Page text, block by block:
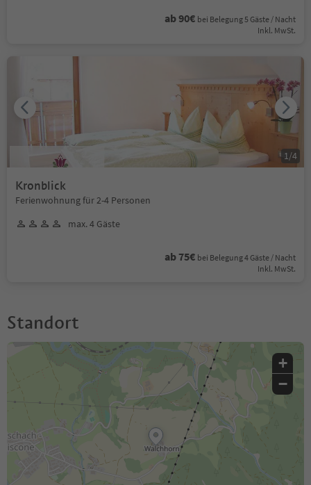
ab 90€ bei Belegung 5 Gäste / Nacht
Inkl. MwSt.
Kronblick
Ferienwohnung für 2-4 Personen
max. 4 Gäste
ab 75€ bei Belegung 4 Gäste / Nacht
Inkl. MwSt.
1 /4
Standort
+
−